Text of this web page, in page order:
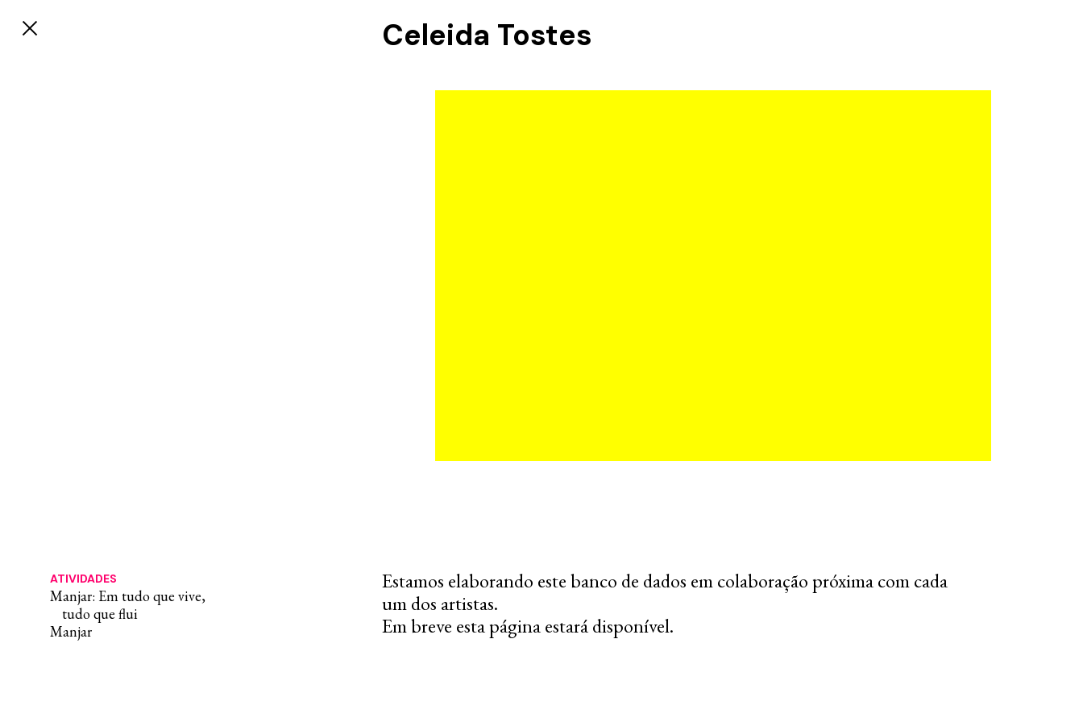
Celeida Tostes
ATIVIDADES
Manjar: Em tudo que vive,
tudo que flui
Manjar
Estamos elaborando este banco de dados em colaboração próxima com cada
um dos artistas.
Em breve esta página estará disponível.